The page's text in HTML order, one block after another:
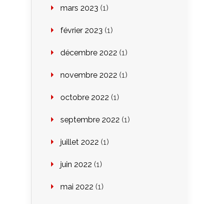
mars 2023 (1)
février 2023 (1)
décembre 2022 (1)
novembre 2022 (1)
octobre 2022 (1)
septembre 2022 (1)
juillet 2022 (1)
juin 2022 (1)
mai 2022 (1)